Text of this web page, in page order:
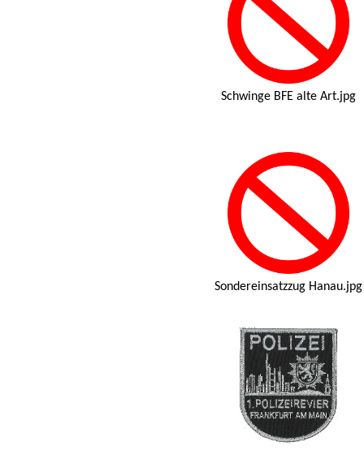
Schwinge BFE alte Art.jpg
Sondereinsatzzug Hanau.jpg